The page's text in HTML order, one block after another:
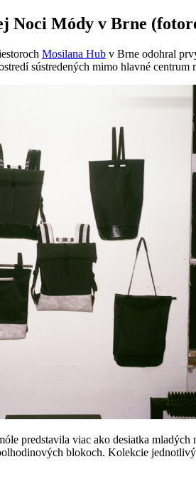
Noci Módy v Brne
Mosilana Hub v Brne odohral
sústredených mimo hlavné centrum
predstavila viac ako desiatka
blokoch. Kolekcie